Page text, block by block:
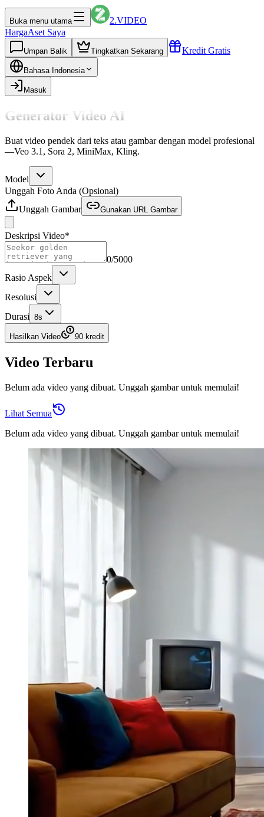
Buka menu utama
2.VIDEO
HargaAset Saya
Umpan Balik Tingkatkan Sekarang Kredit Gratis
Bahasa Indonesia
Masuk
Generator Video AI
Buat video pendek dari teks atau gambar dengan model profesional
—Veo 3.1, Sora 2, MiniMax, Kling.
Model
Unggah Foto Anda (Opsional)
Unggah Gambar
Gunakan URL Gambar
Deskripsi Video*
0/5000
Rasio Aspek
Resolusi
Durasi 8s
Hasilkan Video 90 kredit
Video Terbaru
Belum ada video yang dibuat. Unggah gambar untuk memulai!
Lihat Semua
Belum ada video yang dibuat. Unggah gambar untuk memulai!